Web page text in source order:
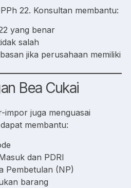
22. Konsultan membantu:
yang benar
salah
jika perusahaan memiliki
Bea Cukai
impor juga menguasai
membantu:
dan PDRI
Pembetulan (NP)
barang